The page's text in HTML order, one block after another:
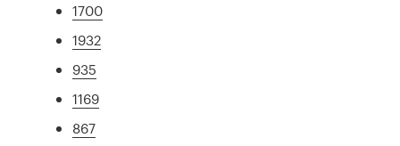
1700
1932
935
1169
867